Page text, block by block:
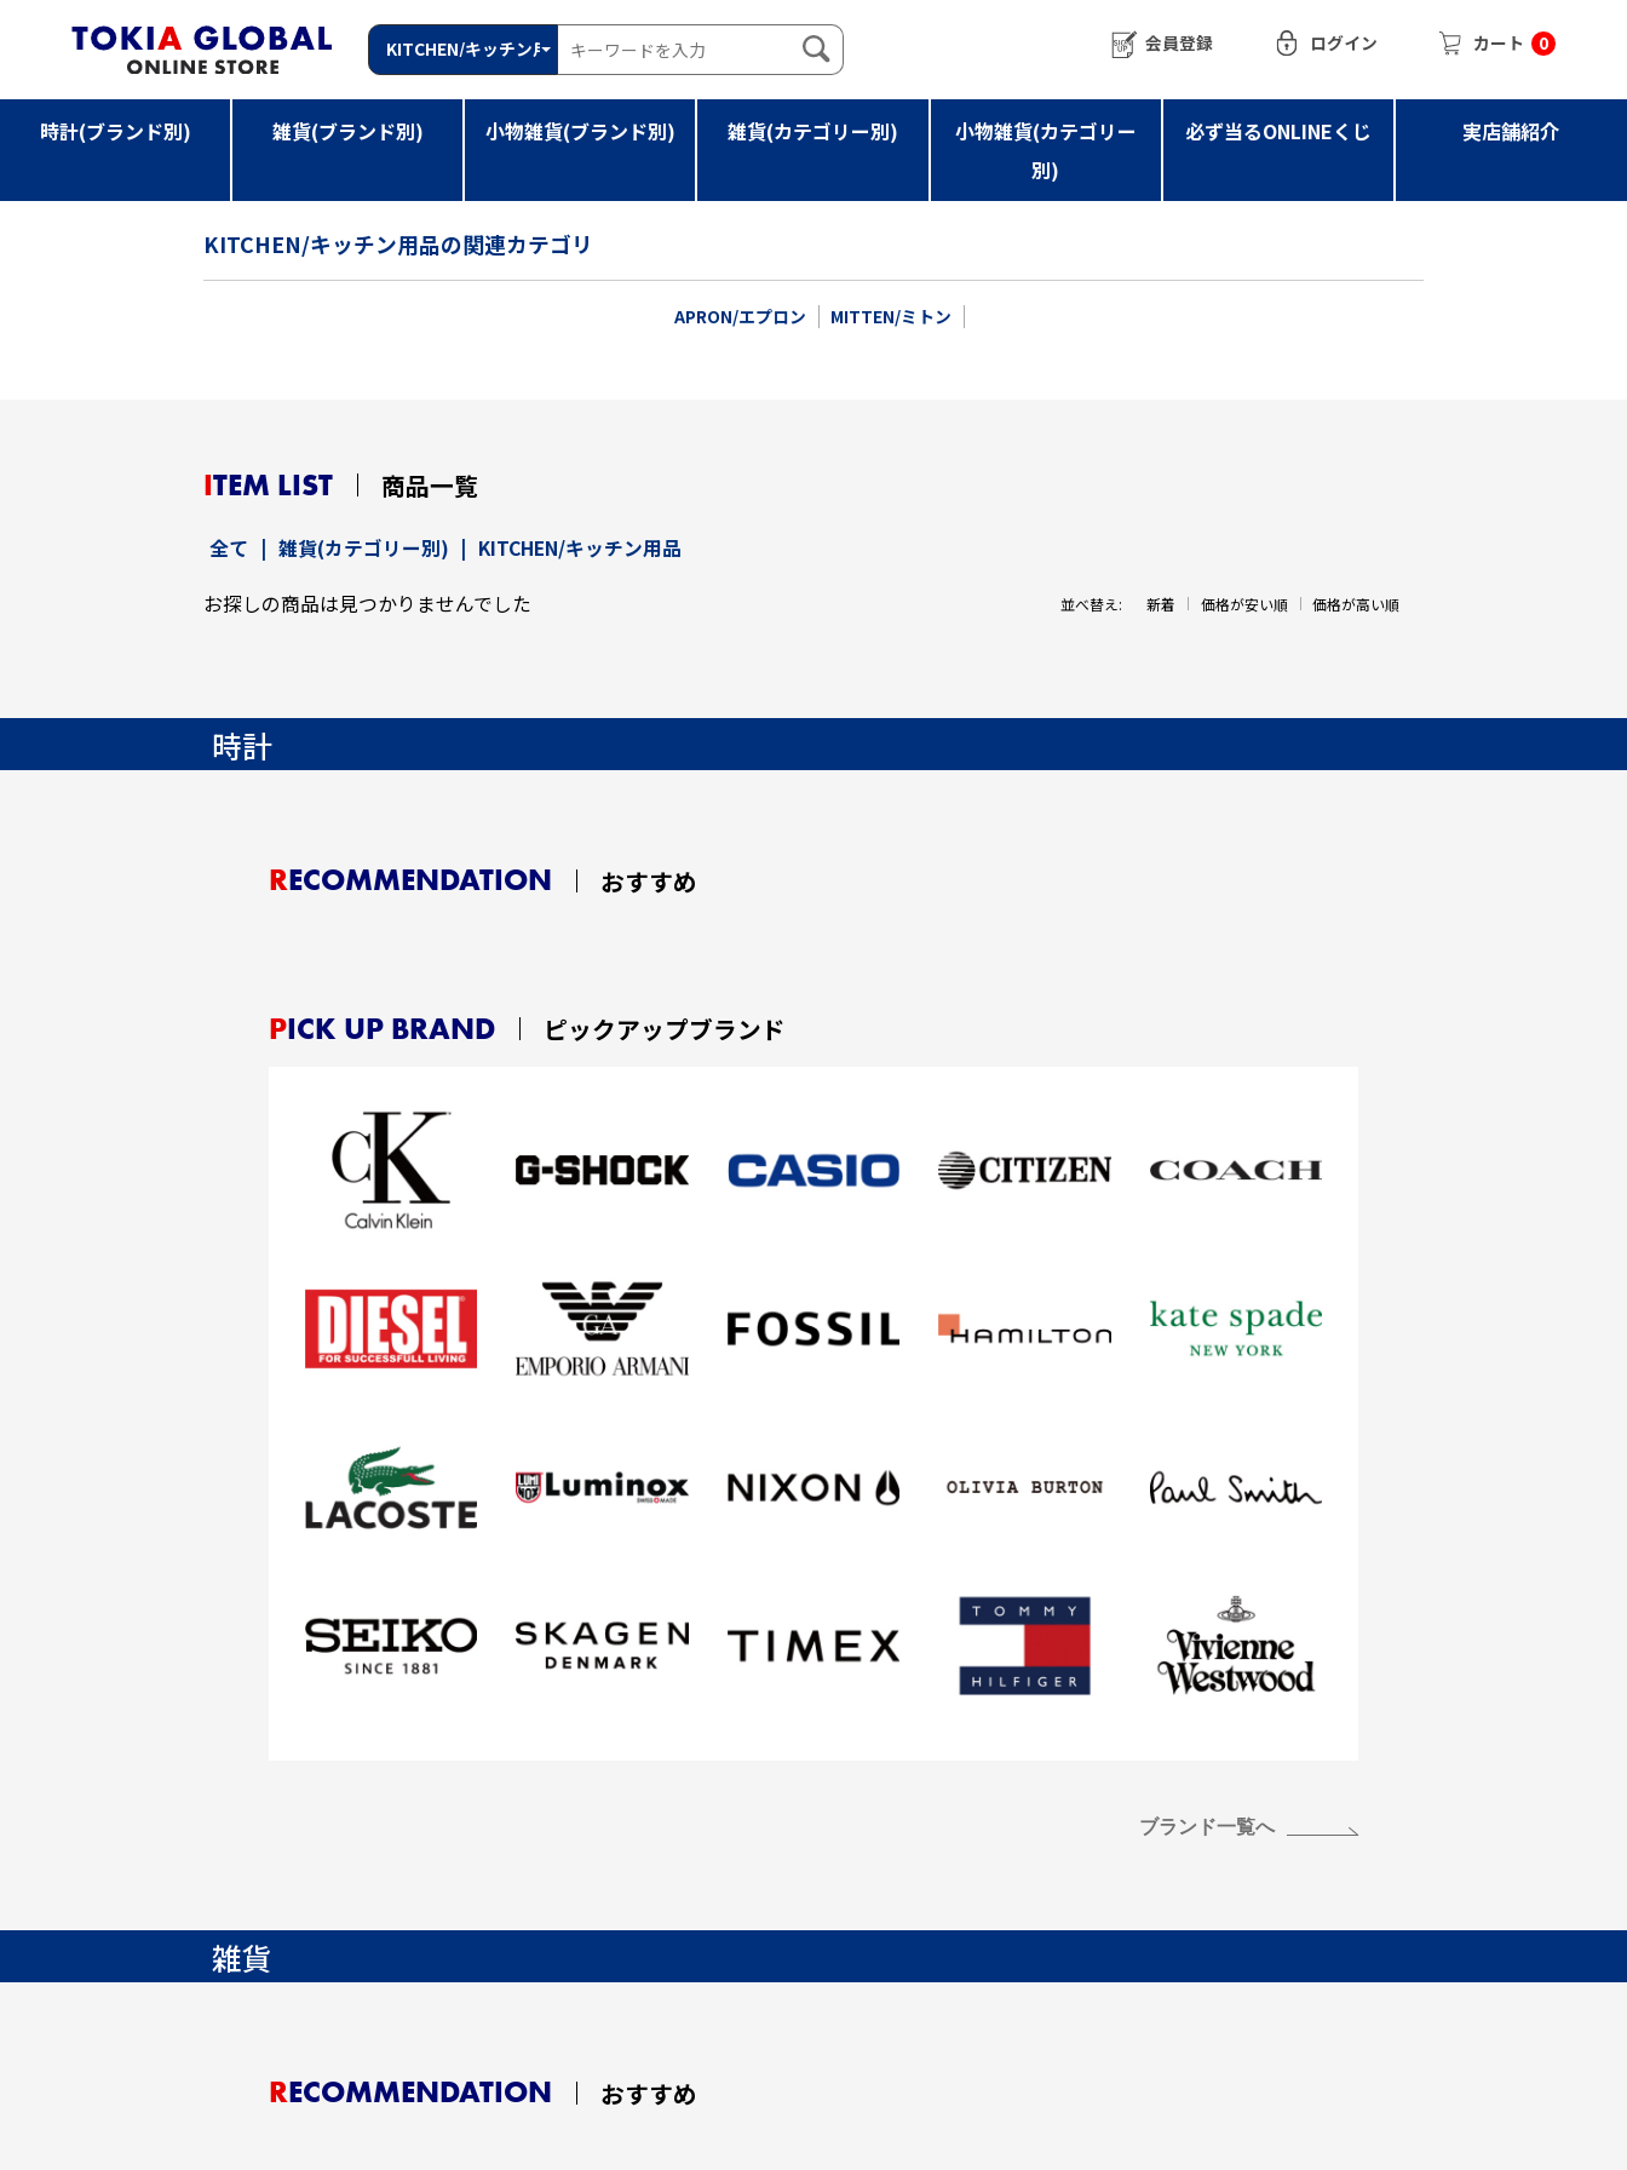
会員登録 ログイン カート 0
時計(ブランド別) 雑貨(ブランド別) 小物雑貨(ブランド別) 雑貨(カテゴリー別)
小物雑貨(カテゴリー
別)
必ず当るONLINEくじ 実店舗紹介
KITCHEN/キッチン用品の関連カテゴリ
APRON/エプロン MITTEN/ミトン
ITEM LIST 商品一覧
全て | 雑貨(カテゴリー別) | KITCHEN/キッチン用品
お探しの商品は見つかりませんでした
並べ替え: 新着 価格が安い順 価格が高い順
時計
RECOMMENDATION おすすめ
PICK UP BRAND ピックアップブランド
ブランド一覧へ
雑貨
RECOMMENDATION おすすめ